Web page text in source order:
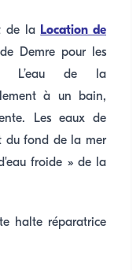
de la Location de
Demre pour les
L’eau de la
à un bain,
Les eaux de
du fond de la mer
froide » de la
halte réparatrice